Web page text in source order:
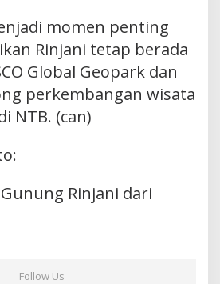
momen penting
Rinjani tetap berada
Global Geopark dan
perkembangan wisata
NTB. (can)
Rinjani dari
Follow Us